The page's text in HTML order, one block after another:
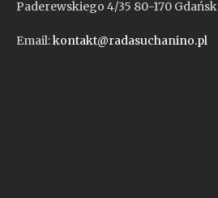
Paderewskiego 4/35 80-170 Gdańsk
Email:kontakt@radasuchanino.pl